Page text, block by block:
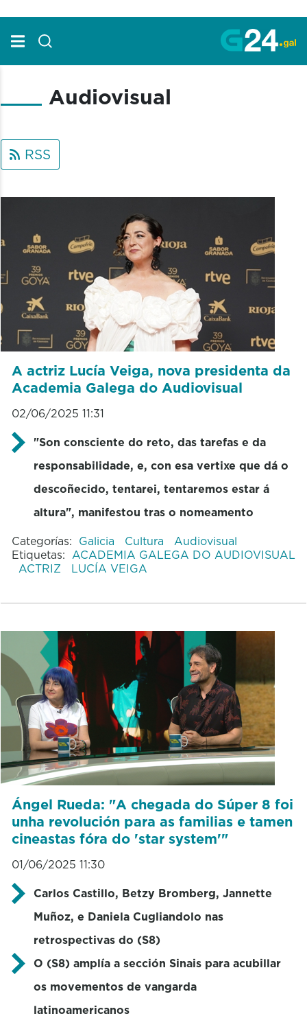
Audiovisual
RSS
A actriz Lucía Veiga, nova presidenta da
Academia Galega do Audiovisual
02/06/2025 11:31
"Son consciente do reto, das tarefas e da
responsabilidade, e, con esa vertixe que dá o
descoñecido, tentarei, tentaremos estar á
altura", manifestou tras o nomeamento
Categorías: Galicia Cultura
Audiovisual
Etiquetas: ACADEMIA GALEGA DO AUDIOVISUAL
ACTRIZ
LUCÍA VEIGA
Ángel Rueda: "A chegada do Súper 8 foi
unha revolución para as familias e tamen
cineastas fóra do 'star system'"
01/06/2025 11:30
Carlos Castillo, Betzy Bromberg, Jannette
Muñoz, e Daniela Cugliandolo nas
retrospectivas do (S8)
O (S8) amplía a sección Sinais para acubillar
os movementos de vangarda
latinoamericanos